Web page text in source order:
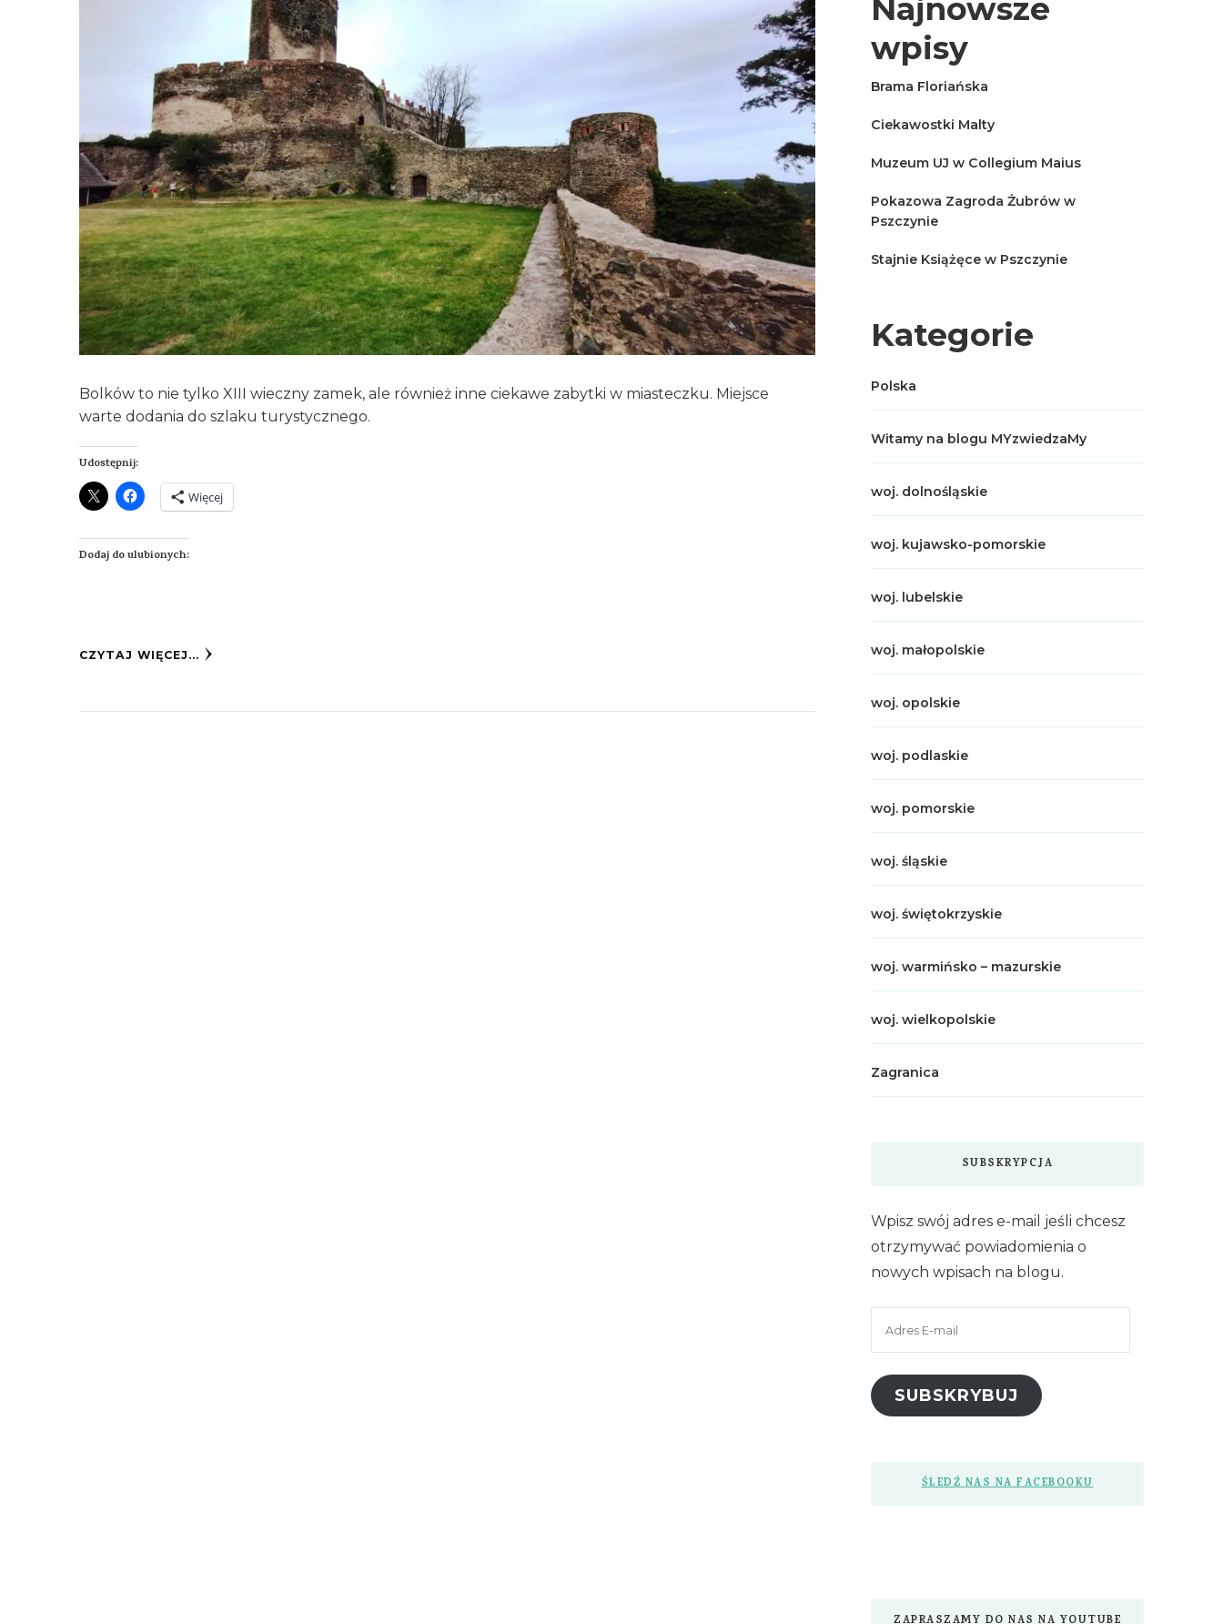
Bolków to nie tylko XIII wieczny zamek, ale również inne ciekawe zabytki w miasteczku. Miejsce
warte dodania do szlaku turystycznego.
Udostępnij:
Więcej
Dodaj do ulubionych:
CZYTAJ WIĘCEJ...
Najnowsze
wpisy
Brama Floriańska
Ciekawostki Malty
Muzeum UJ w Collegium Maius
Pokazowa Zagroda Żubrów w
Pszczynie
Stajnie Książęce w Pszczynie
Kategorie
Polska
Witamy na blogu MYzwiedzaMy
woj. dolnośląskie
woj. kujawsko-pomorskie
woj. lubelskie
woj. małopolskie
woj. opolskie
woj. podlaskie
woj. pomorskie
woj. śląskie
woj. świętokrzyskie
woj. warmińsko – mazurskie
woj. wielkopolskie
Zagranica
SUBSKRYPCJA
Wpisz swój adres e-mail jeśli chcesz
otrzymywać powiadomienia o
nowych wpisach na blogu.
SUBSKRYBUJ
ŚLEDŹ NAS NA FACEBOOKU